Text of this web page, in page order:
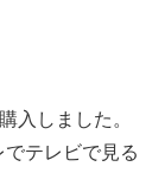
準）、マル
（小さめ）
入しました。
テレビで見る